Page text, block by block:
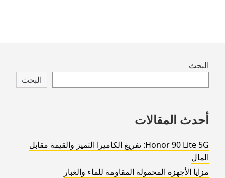
Skip
footer
البحث
البحث
أحدث المقالات
Honor 90 Lite 5G: تفريغ الكاميرا التميز والقيمة مقابل
المال
مزايا الأجهزة المحمولة المقاومة للماء والغبار